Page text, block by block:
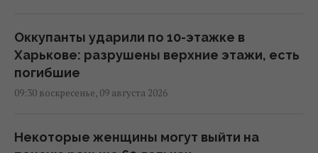
Оккупанты ударили по 10-этажке в
Харькове: разрушены верхние этажи, есть
погибшие
09:30 воскресенье, 09 августа 2026
Некоторые женщины могут выйти на